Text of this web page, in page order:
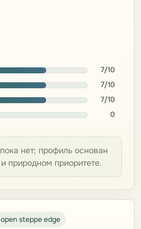
7/10
7/10
7/10
0
нет; профиль основан
природном приоритете.
steppe edge